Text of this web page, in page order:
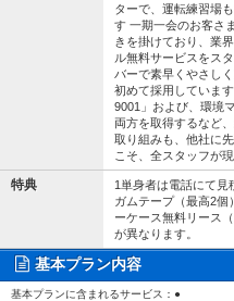
ターで、運転練習場
す 一期一会のお客さ
きを掛けており、業
ル無料サービスをス
バーで素早くやさし
初めて採用していま
9001」および、環境
両方を取得するなど
取り組みも、他社に
こそ、全スタッフが
特典
1単身者は電話にて見
ガムテープ（最高2個
ーケース無料リース
が異なります。
基本プラン内容
基本プランに含まれるサービス：●